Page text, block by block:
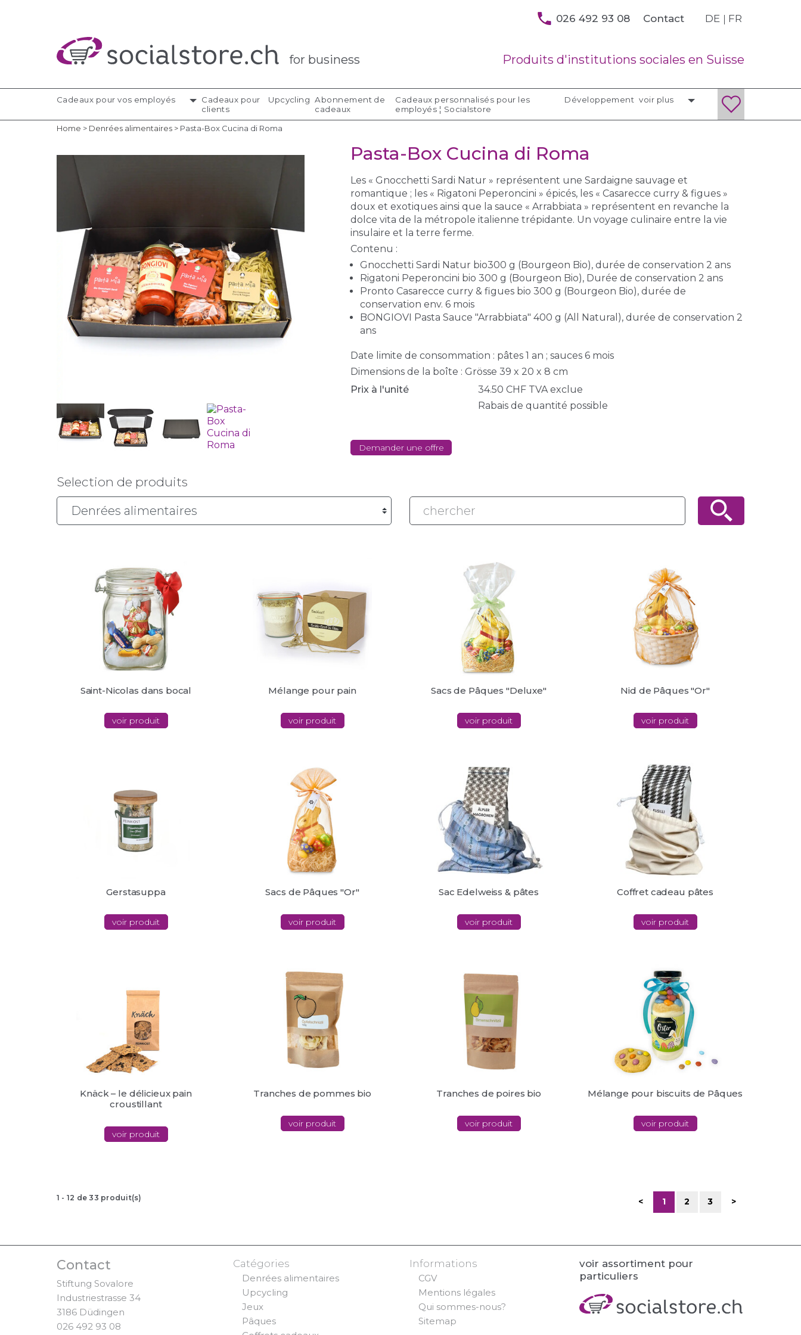
026 492 93 08 Contact DE FR
for business Produits d'institutions sociales en Suisse
Cadeaux pour vos employés
Cadeaux pour
clients
Upcycling Abonnement de
cadeaux
Cadeaux personnalisés pour les
employés ¦ Socialstore
Développement voir plus
Home > Denrées alimentaires > Pasta-Box Cucina di Roma
Pasta-Box Cucina di Roma
Les « Gnocchetti Sardi Natur » représentent une Sardaigne sauvage et
romantique ; les « Rigatoni Peperoncini » épicés, les « Casarecce curry & figues »
doux et exotiques ainsi que la sauce « Arrabbiata » représentent en revanche la
dolce vita de la métropole italienne trépidante. Un voyage culinaire entre la vie
insulaire et la terre ferme.
Contenu :
Gnocchetti Sardi Natur bio300 g (Bourgeon Bio), durée de conservation 2 ans
Rigatoni Peperoncini bio 300 g (Bourgeon Bio), Durée de conservation 2 ans
Pronto Casarecce curry & figues bio 300 g (Bourgeon Bio), durée de
conservation env. 6 mois
BONGIOVI Pasta Sauce "Arrabbiata" 400 g (All Natural), durée de conservation 2
ans
Date limite de consommation : pâtes 1 an ; sauces 6 mois
Dimensions de la boîte : Grösse 39 x 20 x 8 cm
Prix à l'unité
34.50 CHF TVA exclue
Rabais de quantité possible
Demander une offre
Selection de produits
Saint-Nicolas dans bocal
voir produit
Mélange pour pain
voir produit
Sacs de Pâques "Deluxe"
voir produit
Nid de Pâques "Or"
voir produit
Gerstasuppa
voir produit
Sacs de Pâques "Or"
voir produit
Sac Edelweiss & pâtes
voir produit
Coffret cadeau pâtes
voir produit
Knäck – le délicieux pain
croustillant
voir produit
Tranches de pommes bio
voir produit
Tranches de poires bio
voir produit
Mélange pour biscuits de Pâques
voir produit
1 - 12 de 33 produit(s) < 1 2 3 >
Contact
Stiftung Sovalore
Industriestrasse 34
3186 Düdingen
026 492 93 08
Catégories
Denrées alimentaires
Upcycling
Jeux
Pâques
Informations
CGV
Mentions légales
Qui sommes-nous?
Sitemap
voir assortiment pour
particuliers